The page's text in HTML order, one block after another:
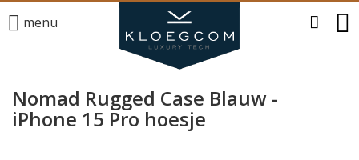
menu
Nomad Rugged Case Blauw -
iPhone 15 Pro hoesje